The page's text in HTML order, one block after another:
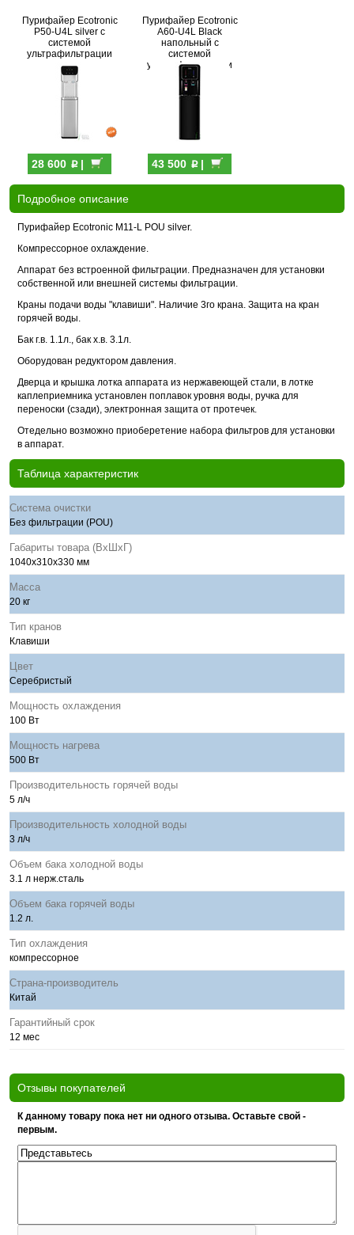
Пурифайер Ecotronic
P50-U4L silver с
системой
ультрафильтрации
28 600 p|
Пурифайер Ecotronic
A60-U4L Black
напольный с
системой
ультрафильтрации
43 500 p|
Подробное описание
Пурифайер Ecotronic M11-L POU silver.
Компрессорное охлаждение.
Аппарат без встроенной фильтрации. Предназначен для установки
собственной или внешней системы фильтрации.
Краны подачи воды "клавиши". Наличие 3го крана. Защита на кран
горячей воды.
Бак г.в. 1.1л., бак х.в. 3.1л.
Оборудован редуктором давления.
Дверца и крышка лотка аппарата из нержавеющей стали, в лотке
каплеприемника установлен поплавок уровня воды, ручка для
переноски (сзади), электронная защита от протечек.
Отедельно возможно приоберетение набора фильтров для установки
в аппарат.
Таблица характеристик
Система очистки
Без фильтрации (POU)
Габариты товара (ВхШхГ)
1040x310x330 мм
Масса
20 кг
Тип кранов
Клавиши
Цвет
Cеребристый
Мощность охлаждения
100 Вт
Мощность нагрева
500 Вт
Производительность горячей воды
5 л/ч
Производительность холодной воды
3 л/ч
Объем бака холодной воды
3.1 л нерж.сталь
Объем бака горячей воды
1.2 л.
Тип охлаждения
компрессорное
Страна-производитель
Китай
Гарантийный срок
12 мес
Отзывы покупателей
К данному товару пока нет ни одного отзыва. Оставьте свой -
первым.